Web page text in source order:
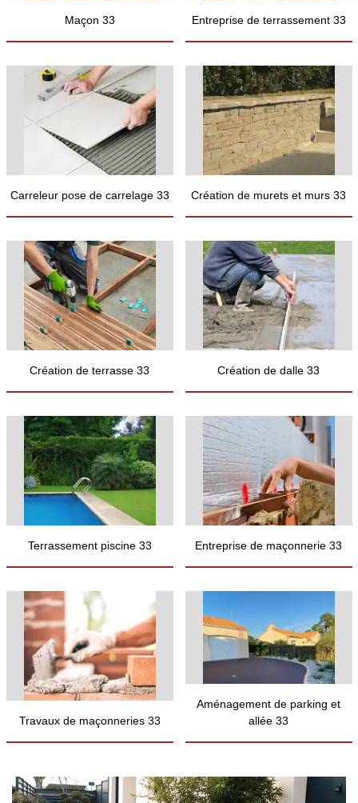
Maçon 33 Entreprise de terrassement 33
Carreleur pose de carrelage 33 Création de murets et murs 33
Création de terrasse 33 Création de dalle 33
Terrassement piscine 33 Entreprise de maçonnerie 33
Travaux de maçonneries 33
Aménagement de parking et
allée 33